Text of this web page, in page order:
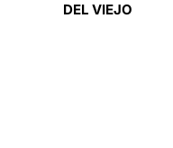
DEL VIEJO